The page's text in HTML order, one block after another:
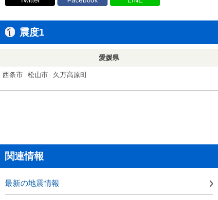
震度1
愛媛県
西条市 松山市 久万高原町
関連情報
最新の地震情報